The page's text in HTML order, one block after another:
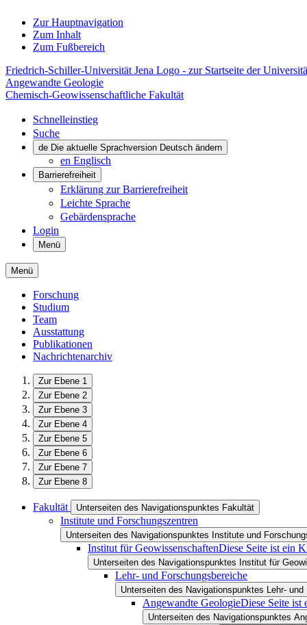
Zur Hauptnavigation
Zum Inhalt
Zum Fußbereich
Friedrich-Schiller-Universität Jena Logo - zur Startseite der
Angewandte Geologie
Chemisch-Geowissenschaftliche Fakultät
Schnelleinstieg
Suche
de Die aktuelle Sprachversion Deutsch ändern
en Englisch
Barrierefreiheit
Erklärung zur Barrierefreiheit
Leichte Sprache
Gebärdensprache
Login
Menü
Menü
Forschung
Studium
Team
Ausstattung
Publikationen
Nachrichtenarchiv
Zur Ebene 1
Zur Ebene 2
Zur Ebene 3
Zur Ebene 4
Zur Ebene 5
Zur Ebene 6
Zur Ebene 7
Zur Ebene 8
Fakultät Unterseiten des Navigationspunktes Fakultät
Institute und Forschungszentren
Unterseiten des Navigationspunktes Institute und
Institut für GeowissenschaftenDiese Seite ist ein
Unterseiten des Navigationspunktes Institut für
Lehr- und Forschungsbereiche
Unterseiten des Navigationspunktes Lehr-
Angewandte GeologieDiese Seite ist
Unterseiten des Navigationspunktes